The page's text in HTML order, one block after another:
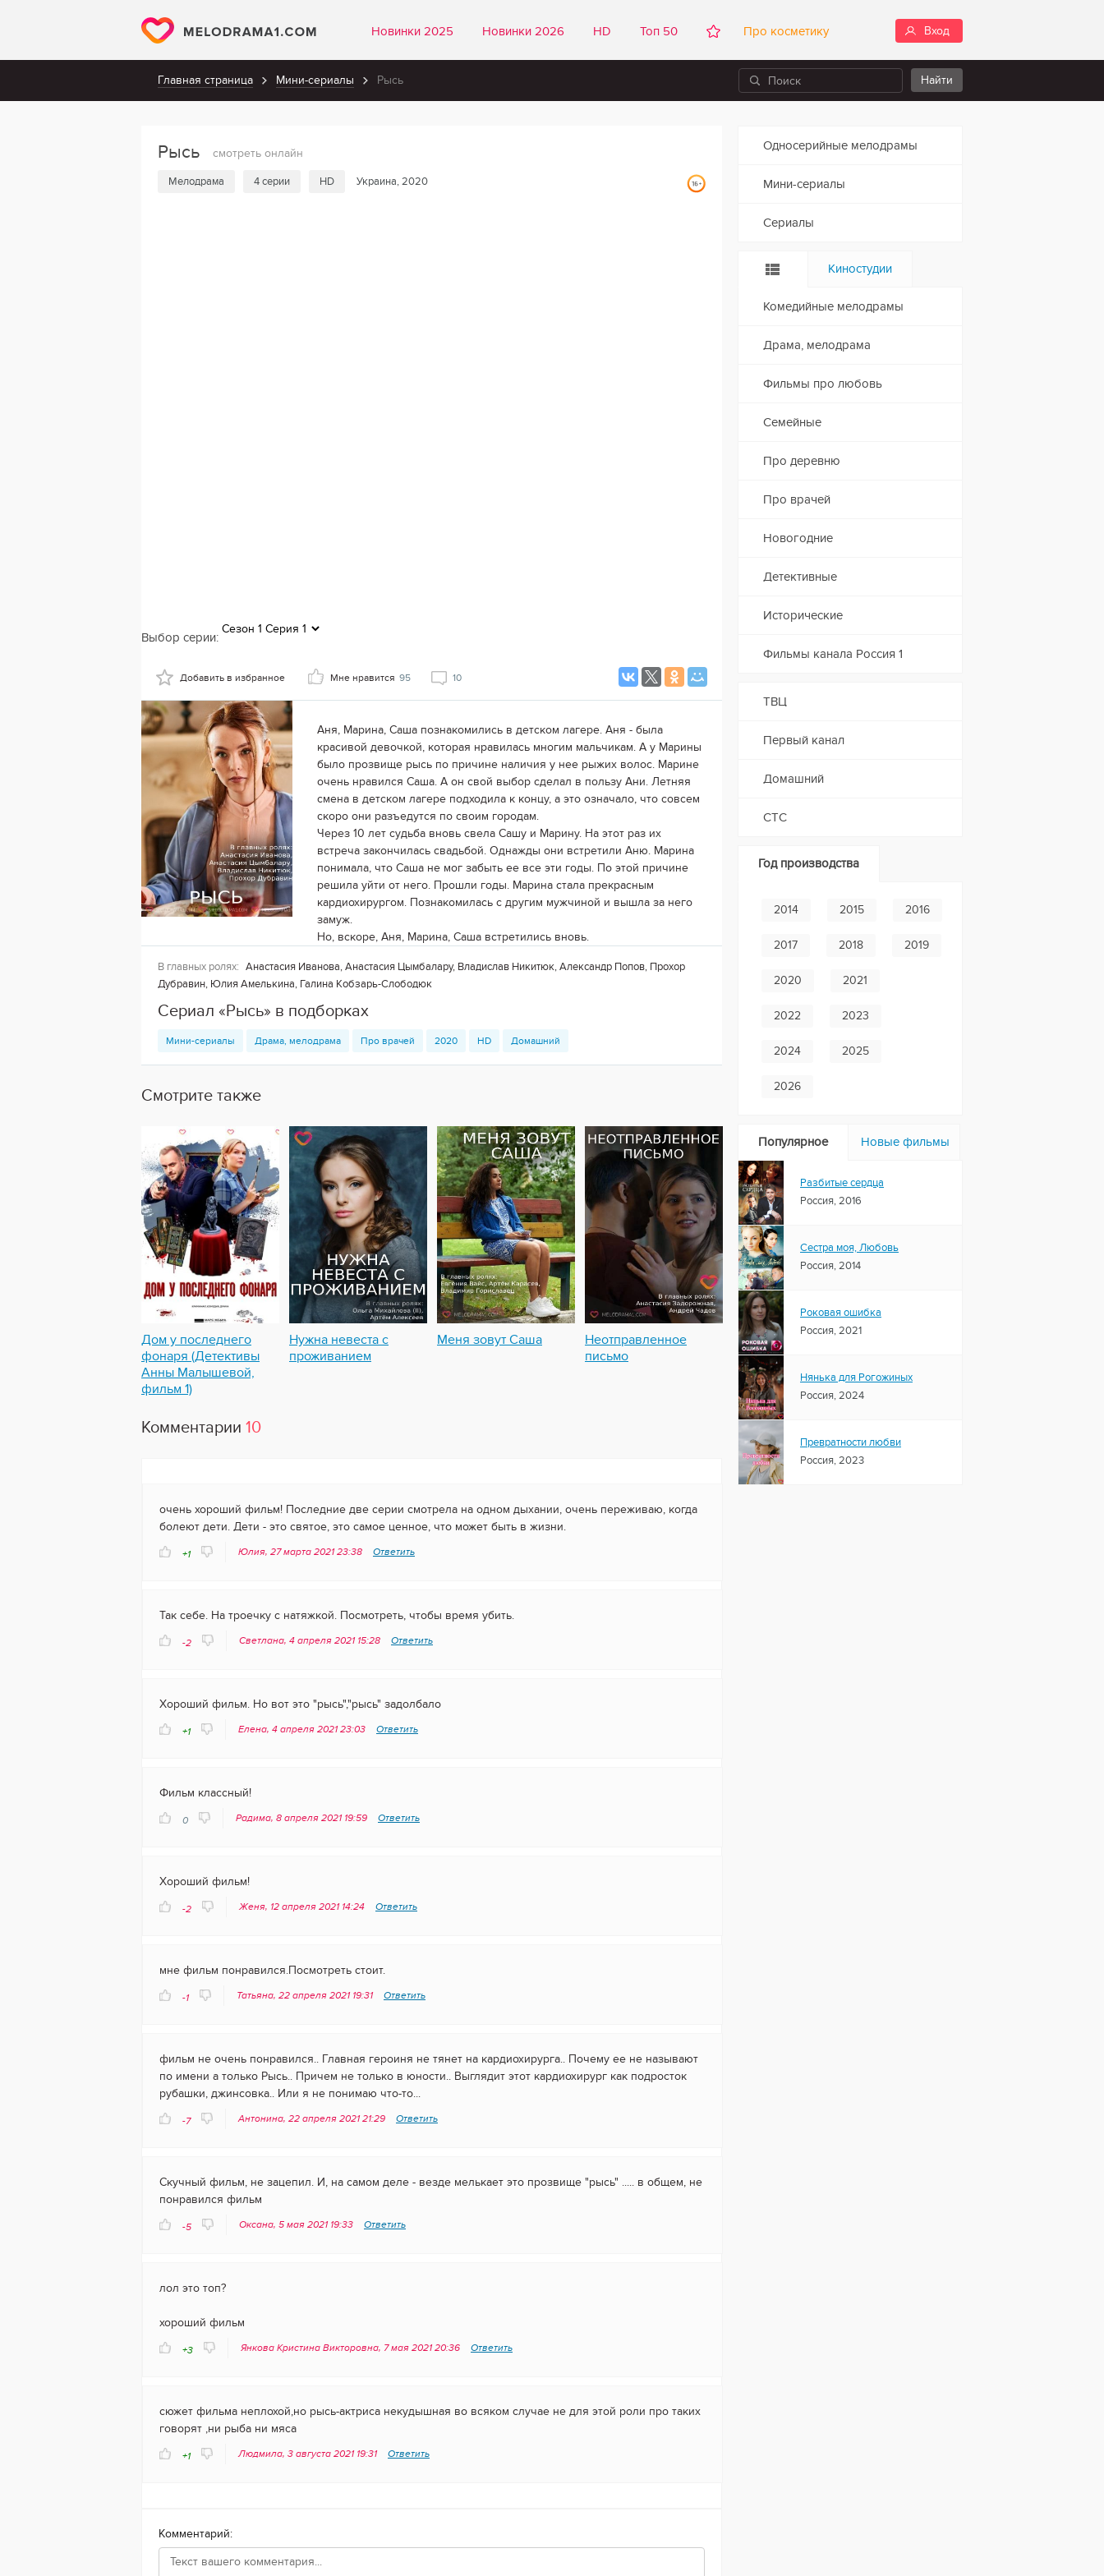
Новинки 2025 Новинки 2026 HD Топ 50 Про косметику Вход
Главная страница Мини-сериалы Рысь
Рысь смотреть онлайн
Мелодрама 4 серии HD Украина, 2020
Выбор серии:
Добавить в избранное Мне нравится 95 10
Аня, Марина, Саша познакомились в детском лагере. Аня - была
красивой девочкой, которая нравилась многим мальчикам. А у Марины
было прозвище рысь по причине наличия у нее рыжих волос. Марине
очень нравился Саша. А он свой выбор сделал в пользу Ани. Летняя
смена в детском лагере подходила к концу, а это означало, что совсем
скоро они разъедутся по своим городам.
Через 10 лет судьба вновь свела Сашу и Марину. На этот раз их
встреча закончилась свадьбой. Однажды они встретили Аню. Марина
понимала, что Саша не мог забыть ее все эти годы. По этой причине
решила уйти от него. Прошли годы. Марина стала прекрасным
кардиохирургом. Познакомилась с другим мужчиной и вышла за него
замуж.
Но, вскоре, Аня, Марина, Саша встретились вновь.
В главных ролях: Анастасия Иванова, Анастасия Цымбалару, Владислав Никитюк, Александр Попов, Прохор
Дубравин, Юлия Амелькина, Галина Кобзарь-Слободюк
Сериал «Рысь» в подборках
Мини-сериалы Драма, мелодрама Про врачей 2020 HD Домашний
Смотрите также
Дом у последнего
фонаря (Детективы
Анны Малышевой,
фильм 1)
Нужна невеста с
проживанием
Меня зовут Саша
Неотправленное
письмо
Комментарии 10
очень хороший фильм! Последние две серии смотрела на одном дыхании, очень переживаю, когда
болеют дети. Дети - это святое, это самое ценное, что может быть в жизни.
+1 Юлия, 27 марта 2021 23:38 Ответить
Так себе. На троечку с натяжкой. Посмотреть, чтобы время убить.
-2 Светлана, 4 апреля 2021 15:28 Ответить
Хороший фильм. Но вот это "рысь","рысь" задолбало
+1 Елена, 4 апреля 2021 23:03 Ответить
Фильм классный!
0 Радима, 8 апреля 2021 19:59 Ответить
Хороший фильм!
-2 Женя, 12 апреля 2021 14:24 Ответить
мне фильм понравился.Посмотреть стоит.
-1 Татьяна, 22 апреля 2021 19:31 Ответить
фильм не очень понравился.. Главная героиня не тянет на кардиохирурга.. Почему ее не называют
по имени а только Рысь.. Причем не только в юности.. Выглядит этот кардиохирург как подросток
рубашки, джинсовка.. Или я не понимаю что-то...
-7 Антонина, 22 апреля 2021 21:29 Ответить
Скучный фильм, не зацепил. И, на самом деле - везде мелькает это прозвище "рысь" ..... в общем, не
понравился фильм
-5 Оксана, 5 мая 2021 19:33 Ответить
лол это топ?
хороший фильм
+3 Янкова Кристина Викторовна, 7 мая 2021 20:36 Ответить
сюжет фильма неплохой,но рысь-актриса некудышная во всяком случае не для этой роли про таких
говорят ,ни рыба ни мяса
+1 Людмила, 3 августа 2021 19:31 Ответить
Комментарий:
Односерийные мелодрамы
Мини-сериалы
Сериалы
Киностудии
Комедийные мелодрамы
Драма, мелодрама
Фильмы про любовь
Семейные
Про деревню
Про врачей
Новогодние
Детективные
Исторические
Фильмы канала Россия 1
ТВЦ
Первый канал
Домашний
СТС
Год производства
2014 2015 2016
2017 2018 2019
2020 2021
2022 2023
2024 2025
2026
Популярное Новые фильмы
Разбитые сердца
Россия, 2016
Сестра моя, Любовь
Россия, 2014
Роковая ошибка
Россия, 2021
Нянька для Рогожиных
Россия, 2024
Превратности любви
Россия, 2023